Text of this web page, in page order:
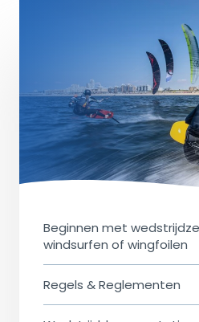
Beginnen met
windsurfen of wingfoilen
Regels & Reglementen